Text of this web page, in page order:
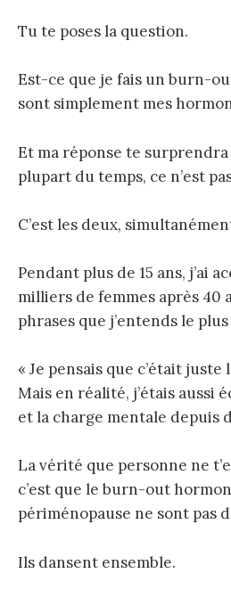
Tu te poses la question.
Est-ce que je fais un burn-
sont simplement mes
Et ma réponse te
plupart du temps, ce n’est
C’est les deux,
Pendant plus de 15 ans, j’ai
milliers de femmes après 40
phrases que j’entends le
« Je pensais que c’était juste
Mais en réalité, j’étais aussi
et la charge mentale depuis
La vérité que personne ne
c’est que le burn-out
périménopause ne sont pas
Ils dansent ensemble.